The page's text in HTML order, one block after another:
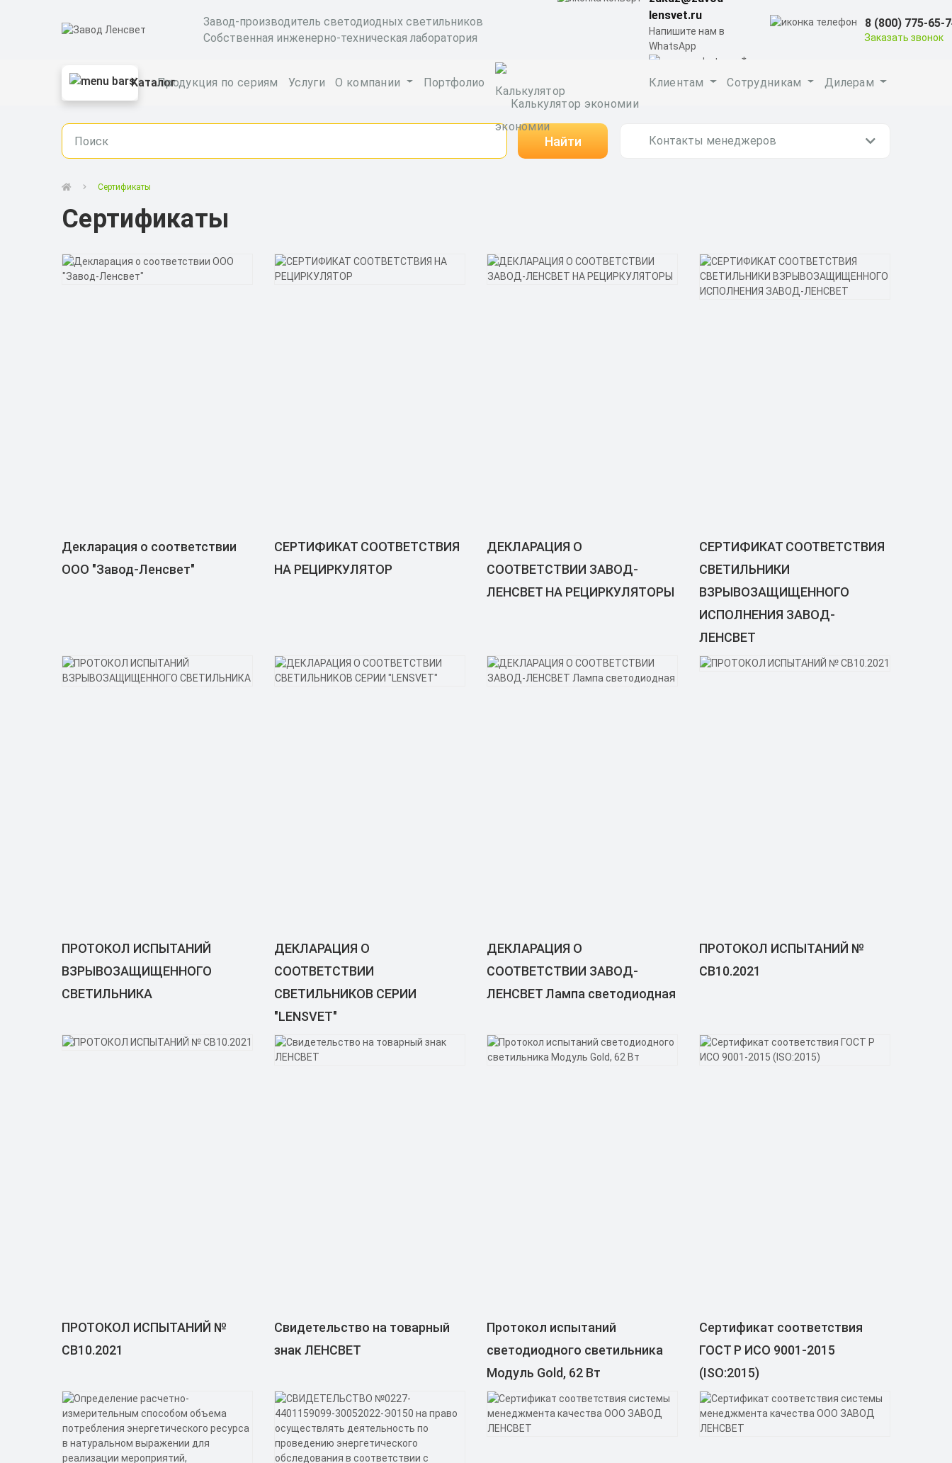
Завод-производитель светодиодных светильников
Собственная инженерно-техническая лаборатория
lensvet.ru
Напишите нам в
WhatsApp
8 (800) 775-65-
Заказать звонок
КаталогПродукция по сериям Услуги О компании
Портфолио
Калькулятор экономии
Клиентам Сотрудникам Дилерам
Найти Контакты менеджеров
Сертификаты
Сертификаты
Декларация о соответствии
ООО "Завод-Ленсвет"
СЕРТИФИКАТ СООТВЕТСТВИЯ
НА РЕЦИРКУЛЯТОР
ДЕКЛАРАЦИЯ О
СООТВЕТСТВИИ ЗАВОД-
ЛЕНСВЕТ НА РЕЦИРКУЛЯТОРЫ
СЕРТИФИКАТ СООТВЕТСТВИЯ
СВЕТИЛЬНИКИ
ВЗРЫВОЗАЩИЩЕННОГО
ИСПОЛНЕНИЯ ЗАВОД-
ЛЕНСВЕТ
ПРОТОКОЛ ИСПЫТАНИЙ
ВЗРЫВОЗАЩИЩЕННОГО
СВЕТИЛЬНИКА
ДЕКЛАРАЦИЯ О
СООТВЕТСТВИИ
СВЕТИЛЬНИКОВ СЕРИИ
"LENSVET"
ДЕКЛАРАЦИЯ О
СООТВЕТСТВИИ ЗАВОД-
ЛЕНСВЕТ Лампа светодиодная
ПРОТОКОЛ ИСПЫТАНИЙ №
СВ10.2021
ПРОТОКОЛ ИСПЫТАНИЙ №
СВ10.2021
Свидетельство на товарный
знак ЛЕНСВЕТ
Протокол испытаний
светодиодного светильника
Модуль Gold, 62 Вт
Сертификат соответствия
ГОСТ Р ИСО 9001-2015
(ISO:2015)